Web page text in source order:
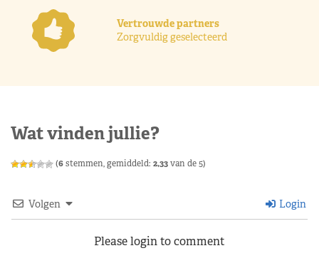
Vertrouwde partners
Zorgvuldig geselecteerd
Wat vinden jullie?
(6stemmen, gemiddeld: 2,33van de 5)
Volgen Login
Please login to comment